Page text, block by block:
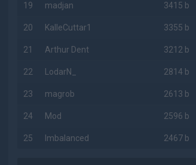
19 madjan 3415 b
20 KalleCuttar1 3355 b
21 Arthur Dent 3212 b
22 LodarN_ 2814 b
23 magrob 2613 b
24 Mod 2596 b
25 Imbalanced 2467 b